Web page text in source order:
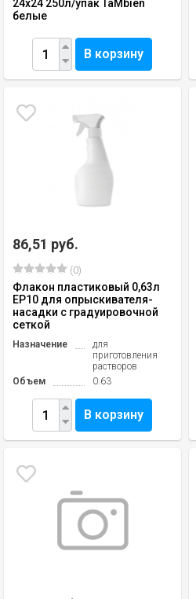
24х24 250л/упак TaMbien
белые
В корзину
86,51 руб.
(0)
Флакон пластиковый 0,63л
EP10 для опрыскивателя-
насадки с градуировочной
сеткой
Назначение
для
приготовления
растворов
Объем
0.63
В корзину